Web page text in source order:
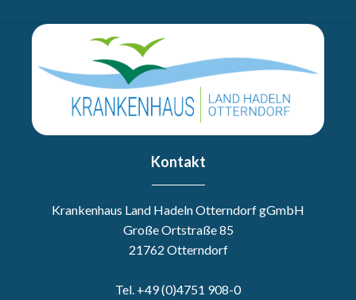
Kontakt
Krankenhaus Land Hadeln Otterndorf gGmbH
Große Ortstraße 85
21762 Otterndorf
Tel. +49 (0)4751 908-0